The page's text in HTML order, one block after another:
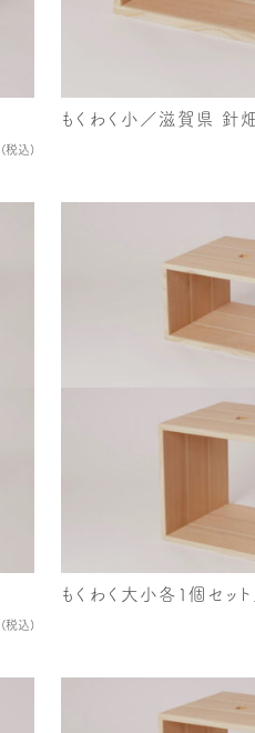
(税込)
もくわく小／滋賀県 針
(税込)
もくわく大小各１個セ